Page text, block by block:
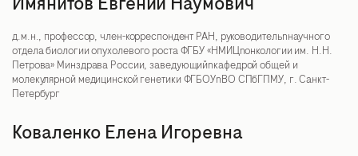
д.м.н., профессор, член-корреспондент РАН, руководительnнаучного
отдела биологии опухолевого роста ФГБУ «НМИЦnонкологии им. Н.Н.
Петрова» Минздрава России, заведующийnкафедрой общей и
молекулярной медицинской генетики ФГБОУnВО СПбГПМУ, г. Санкт-
Петербург
Коваленко Елена Игоревна